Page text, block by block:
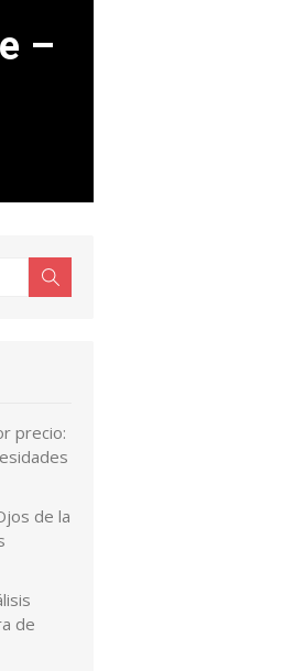
–
precio:
de la
de